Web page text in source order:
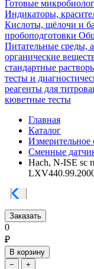
Готовые
Индикаторы,
Кислоты, щёлочи и
пробоподготовки
Питательные среды,
органические
стандартные
тесты и
реагенты для
кюветные тесты
Главная
Каталог
Измерительное
Сменные
Hach, N-ISE sc
Заказать
0
₽
В корзину
−
+